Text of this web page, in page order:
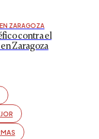
ZARAGOZA
contra el
Zaragoza